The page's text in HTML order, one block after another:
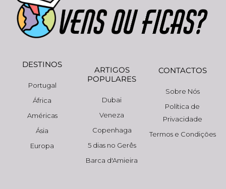
DESTINOS
Portugal
África
Américas
Ásia
Europa
ARTIGOS
POPULARES
Dubai
Veneza
Copenhaga
5 dias no Gerês
Barca d'Amieira
CONTACTOS
Sobre Nós
Política de
Privacidade
Termos e Condições